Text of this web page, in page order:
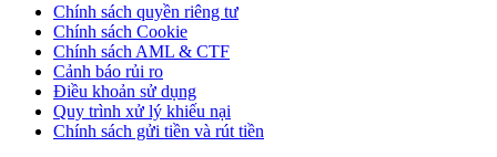
Chính sách quyền riêng tư
Chính sách Cookie
Chính sách AML & CTF
Cảnh báo rủi ro
Điều khoản sử dụng
Quy trình xử lý khiếu nại
Chính sách gửi tiền và rút tiền